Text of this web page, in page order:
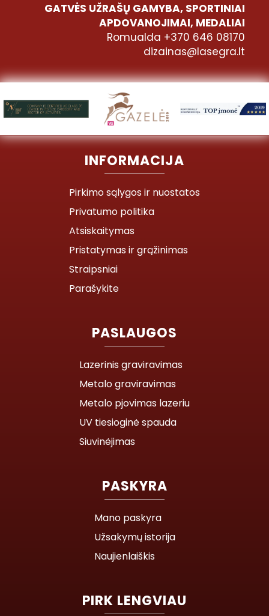
GATVĖS UŽRAŠŲ GAMYBA, SPORTINIAI
APDOVANOJIMAI, MEDALIAI
Romualda +370 646 08170
dizainas@lasegra.lt
INFORMACIJA
Pirkimo sąlygos ir nuostatos
Privatumo politika
Atsiskaitymas
Pristatymas ir grąžinimas
Straipsniai
Parašykite
PASLAUGOS
Lazerinis graviravimas
Metalo graviravimas
Metalo pjovimas lazeriu
UV tiesioginė spauda
Siuvinėjimas
PASKYRA
Mano paskyra
Užsakymų istorija
Naujienlaiškis
PIRK LENGVIAU